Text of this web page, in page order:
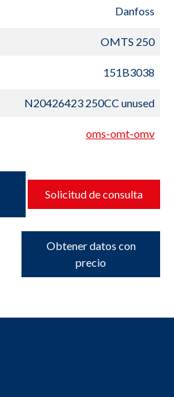
Danfoss
OMTS 250
151B3038
N20426423 250CC unused
oms-omt-omv
Solicitud de consulta
Obtener datos con
precio